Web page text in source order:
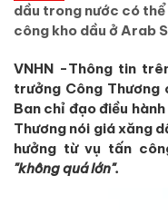
dầu trong nước có
công kho dầu ở Arab
VNHN -Thông tin
trưởng Công
Ban chỉ đạo điều
Thương nói giá xăng
hưởng từ vụ tấn
"không quá lớn".